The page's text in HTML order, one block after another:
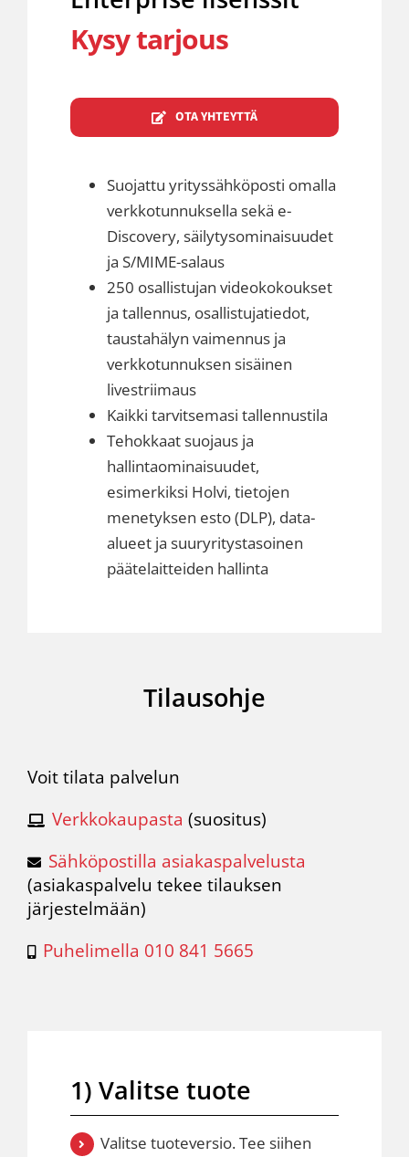
Kysy tarjous
OTA YHTEYTTÄ
Suojattu yrityssähköposti omalla
verkkotunnuksella sekä e-
Discovery, säilytysominaisuudet
ja S/MIME-salaus
250 osallistujan videokokoukset
ja tallennus, osallistujatiedot,
taustahälyn vaimennus ja
verkkotunnuksen sisäinen
livestriimaus
Kaikki tarvitsemasi tallennustila
Tehokkaat suojaus ja
hallintaominaisuudet,
esimerkiksi Holvi, tietojen
menetyksen esto (DLP), data-
alueet ja suuryritystasoinen
päätelaitteiden hallinta
Tilausohje
Voit tilata palvelun
Verkkokaupasta (suositus)
Sähköpostilla asiakaspalvelusta
(asiakaspalvelu tekee tilauksen
järjestelmään)
Puhelimella 010 841 5665
1) Valitse tuote
Valitse tuoteversio. Tee siihen